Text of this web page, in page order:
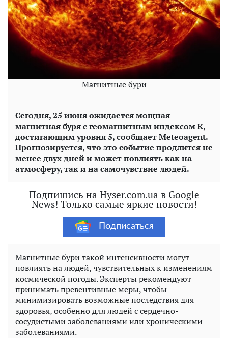
Магнитные бури
Сегодня, 25 июня ожидается мощная
магнитная буря с геомагнитным индексом K,
достигающим уровня 5, сообщает Meteoagent.
Прогнозируется, что это событие продлится не
менее двух дней и может повлиять как на
атмосферу, так и на самочувствие людей.
Подпишись на Hyser.com.ua в Google
News! Только самые яркие новости!
Подписаться
Магнитные бури такой интенсивности могут
повлиять на людей, чувствительных к изменениям
космической погоды. Эксперты рекомендуют
принимать превентивные меры, чтобы
минимизировать возможные последствия для
здоровья, особенно для людей с сердечно-
сосудистыми заболеваниями или хроническими
заболеваниями.